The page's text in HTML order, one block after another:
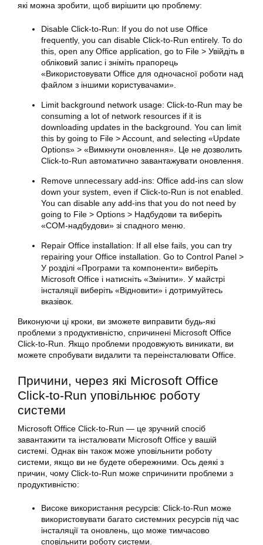
які можна зробити, щоб вирішити цю проблему:
Disable Click-to-Run: If you do not use Office
frequently, you can disable Click-to-Run entirely. To do
this, open any Office application, go to File > Увійдіть в
обліковий запис і зніміть прапорець
«Використовувати Office для одночасної роботи над
файлом з іншими користувачами».
Limit background network usage: Click-to-Run may be
consuming a lot of network resources if it is
downloading updates in the background. You can limit
this by going to File > Account, and selecting «Update
Options» > «Вимкнути оновлення». Це не дозволить
Click-to-Run автоматично завантажувати оновлення.
Remove unnecessary add-ins: Office add-ins can slow
down your system, even if Click-to-Run is not enabled.
You can disable any add-ins that you do not need by
going to File > Options > Надбудови та виберіть
«COM-надбудови» зі спадного меню.
Repair Office installation: If all else fails, you can try
repairing your Office installation. Go to Control Panel >
У розділі «Програми та компоненти» виберіть
Microsoft Office і натисніть «Змінити». У майстрі
інсталяції виберіть «Відновити» і дотримуйтесь
вказівок.
Виконуючи ці кроки, ви зможете виправити будь-які
проблеми з продуктивністю, спричинені Microsoft Office
Click-to-Run. Якщо проблеми продовжують виникати, ви
можете спробувати видалити та переінсталювати Office
Причини, через які Microsoft Office
Click-to-Run уповільнює роботу
системи
Microsoft Office Click-to-Run — це зручний спосіб
завантажити та інсталювати Microsoft Office у вашій
системі. Однак він також може уповільнити роботу
системи, якщо ви не будете обережними. Ось деякі з
причин, чому Click-to-Run може спричинити проблеми з
продуктивністю:
Високе використання ресурсів: Click-to-Run може
використовувати багато системних ресурсів під час
інсталяції та оновлень, що може тимчасово
сповільнити роботу системи.